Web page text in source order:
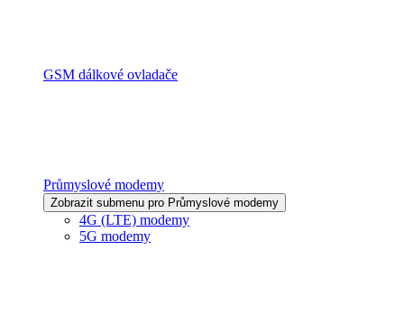
GSM dálkové ovladače
Průmyslové modemy
Zobrazit submenu pro Průmyslové modemy
4G (LTE) modemy
5G modemy